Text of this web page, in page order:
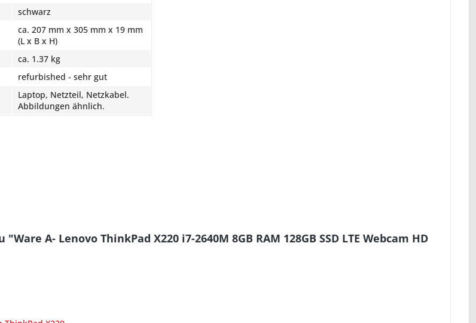
schwarz
ca. 207 mm x 305 mm x 19 mm
(L x B x H)
ca. 1.37 kg
refurbished - sehr gut
Laptop, Netzteil, Netzkabel.
Abbildungen ähnlich.
A- Lenovo ThinkPad X220 i7-2640M 8GB RAM 128GB SSD LTE Webcam HD